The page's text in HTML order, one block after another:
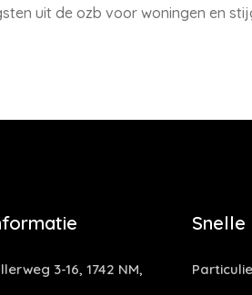
uit de ozb voor woningen en
3-16, 1742 NM,
Snelle